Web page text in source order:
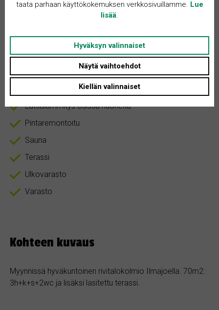
Kodinhoitohuone
Lattialämmitys osissa huoneita
Pintaremontoitu
Sauna
Terassi
Ulkovarasto
Varasto
Kohteen kuvaus
Myynnissä hyväkuntoinen rivitalokolmio Ilmajoella. 70m2:
3h+k+s+2wc ja lisäksi lasitettu terassi.
taata parhaan käyttökokemuksen verkkosivuillamme. Lue
lisää.
Hyväksyn valinnaiset
Näytä vaihtoehdot
Kiellän valinnaiset